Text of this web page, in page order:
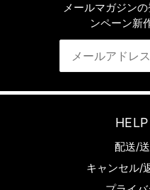
メールマガジン
ンペーン新
配送/
キャンセル/